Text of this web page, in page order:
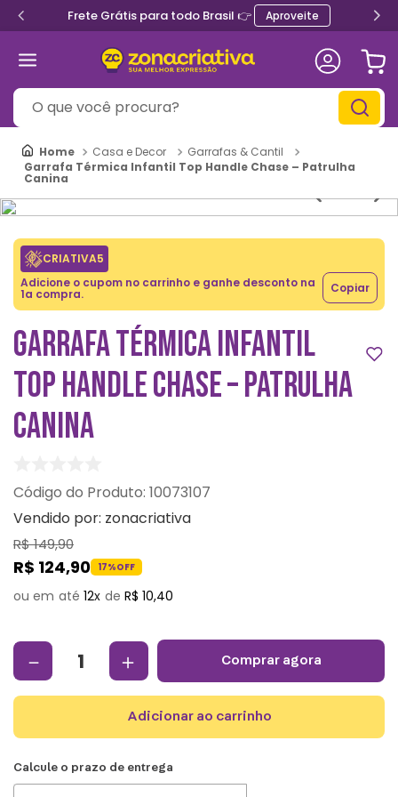
Frete Grátis para todo Brasil 👉 Aproveite
O que você procura?
Casa e Decor
Garrafas & Cantil
Garrafa Térmica Infantil Top Handle Chase – Patrulha
Canina
CRIATIVA5
Adicione o cupom no carrinho e ganhe desconto na
1a compra. Copiar
GARRAFA TÉRMICA INFANTIL
TOP HANDLE CHASE – PATRULHA
CANINA
: 10073107
Vendido por: zonacriativa
R$149,90
R$ 124,90 17%OFF
12 R$ 10,40
＋
－ comprar agora
adicionar ao carrinho